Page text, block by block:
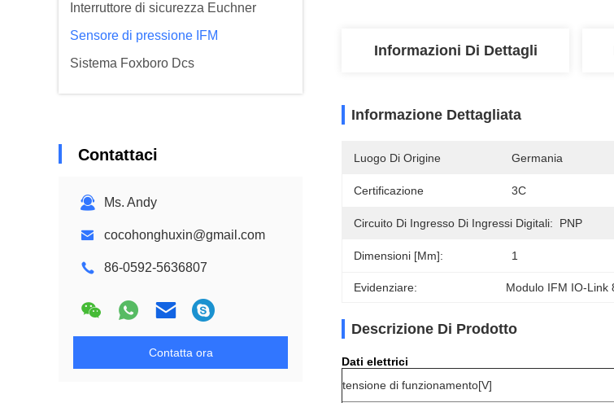
Interruttore di sicurezza Euchner
Sensore di pressione IFM
Sistema Foxboro Dcs
Contattaci
Ms. Andy
cocohonghuxin@gmail.com
86-0592-5636807
Contatta ora
Informazioni Di Dettagli
Informazione Dettagliata
Luogo Di Origine Germania
Certificazione 3C
Circuito Di Ingresso Di Ingressi Digitali: PNP
Dimensioni [mm]: 1
Evidenziare: Modulo IFM IO-Link
Descrizione Di Prodotto
Dati elettrici
tensione di funzionamento[V]